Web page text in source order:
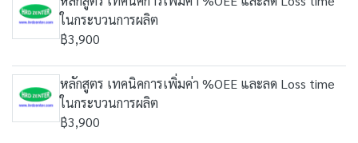
ในกระบวนการผลิต
฿3,900
หลักสูตร เทคนิคการเพิ่มค่า %OEE และลด Loss time
ในกระบวนการผลิต
฿3,900